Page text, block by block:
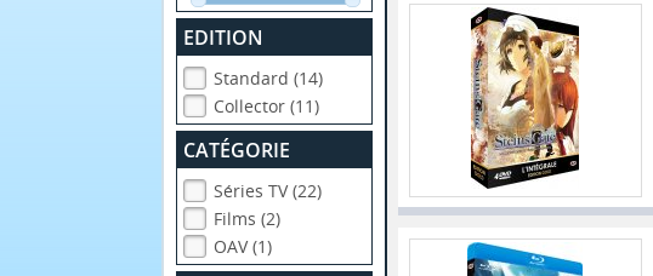
EDITION
Standard (14)
Collector (11)
CATÉGORIE
Séries TV (22)
Films (2)
OAV (1)